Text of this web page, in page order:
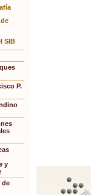
SIB
P.
y
de